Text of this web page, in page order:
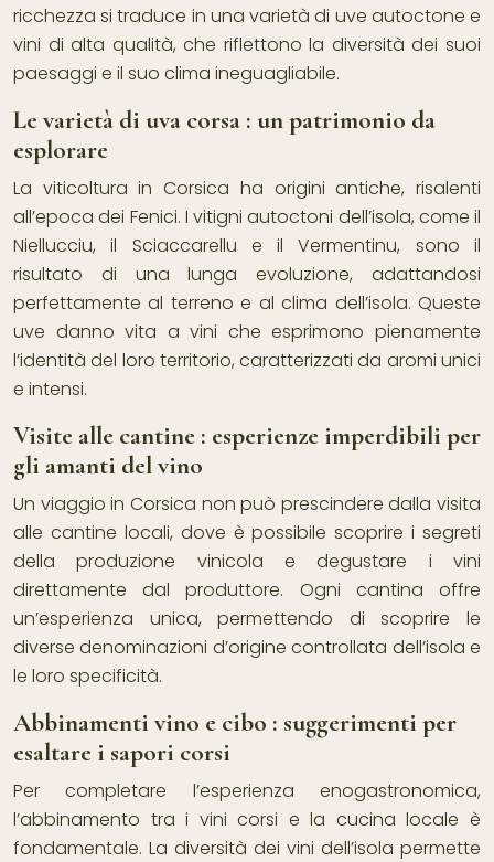
ricchezza si traduce in una varietà di uve autoctone e
vini di alta qualità, che riflettono la diversità dei suoi
paesaggi e il suo clima ineguagliabile.
Le varietà di uva corsa : un patrimonio da
esplorare
La viticoltura in Corsica ha origini antiche, risalenti
all’epoca dei Fenici. I vitigni autoctoni dell’isola, come il
Niellucciu, il Sciaccarellu e il Vermentinu, sono il
risultato di una lunga evoluzione, adattandosi
perfettamente al terreno e al clima dell’isola. Queste
uve danno vita a vini che esprimono pienamente
l’identità del loro territorio, caratterizzati da aromi unici
e intensi.
Visite alle cantine : esperienze imperdibili per
gli amanti del vino
Un viaggio in Corsica non può prescindere dalla visita
alle cantine locali, dove è possibile scoprire i segreti
della produzione vinicola e degustare i vini
direttamente dal produttore. Ogni cantina offre
un’esperienza unica, permettendo di scoprire le
diverse denominazioni d’origine controllata dell’isola e
le loro specificità.
Abbinamenti vino e cibo : suggerimenti per
esaltare i sapori corsi
Per completare l’esperienza enogastronomica,
l’abbinamento tra i vini corsi e la cucina locale è
fondamentale. La diversità dei vini dell’isola permette